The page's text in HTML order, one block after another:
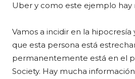
Uber y como este ejemplo hay
Vamos a incidir en la
que esta persona está
permanentemente está en el
Society. Hay mucha